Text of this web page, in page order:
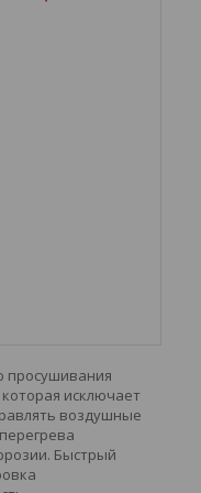
просушивания
исключает
воздушные
Быстрый